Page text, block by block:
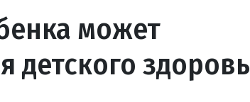
может
детского